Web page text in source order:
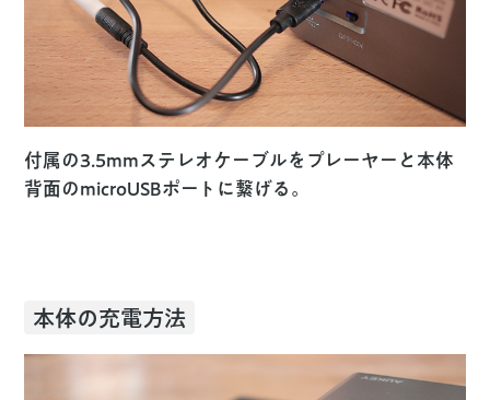
付属の3.5mmステレオケーブルをプレーヤーと本体
背面のmicroUSBポートに繋げる。
本体の充電方法